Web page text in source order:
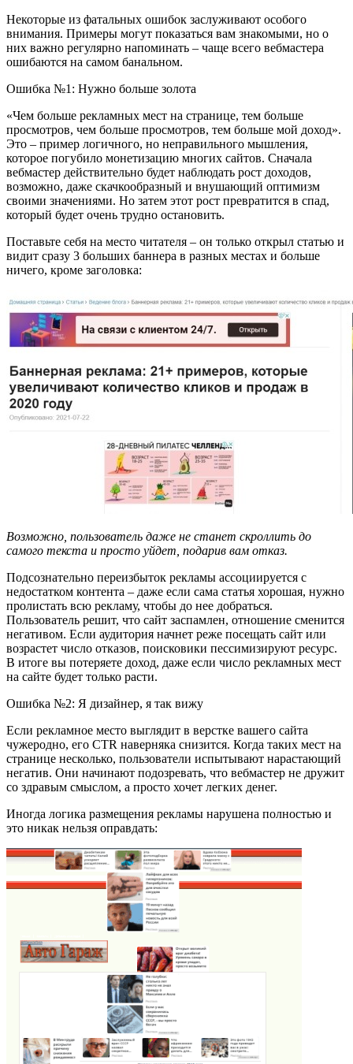
Некоторые из фатальных ошибок заслуживают особого
внимания. Примеры могут показаться вам знакомыми, но о
них важно регулярно напоминать – чаще всего вебмастера
ошибаются на самом банальном.
Ошибка №1: Нужно больше золота
«Чем больше рекламных мест на странице, тем больше
просмотров, чем больше просмотров, тем больше мой доход».
Это – пример логичного, но неправильного мышления,
которое погубило монетизацию многих сайтов. Сначала
вебмастер действительно будет наблюдать рост доходов,
возможно, даже скачкообразный и внушающий оптимизм
своими значениями. Но затем этот рост превратится в спад,
который будет очень трудно остановить.
Поставьте себя на место читателя – он только открыл статью и
видит сразу 3 больших баннера в разных местах и больше
ничего, кроме заголовка:
Возможно, пользователь даже не станет скроллить до
самого текста и просто уйдет, подарив вам отказ.
Подсознательно переизбыток рекламы ассоциируется с
недостатком контента – даже если сама статья хорошая, нужно
пролистать всю рекламу, чтобы до нее добраться.
Пользователь решит, что сайт заспамлен, отношение сменится
негативом. Если аудитория начнет реже посещать сайт или
возрастет число отказов, поисковики пессимизируют ресурс.
В итоге вы потеряете доход, даже если число рекламных мест
на сайте будет только расти.
Ошибка №2: Я дизайнер, я так вижу
Если рекламное место выглядит в верстке вашего сайта
чужеродно, его CTR наверняка снизится. Когда таких мест на
странице несколько, пользователи испытывают нарастающий
негатив. Они начинают подозревать, что вебмастер не дружит
со здравым смыслом, а просто хочет легких денег.
Иногда логика размещения рекламы нарушена полностью и
это никак нельзя оправдать: